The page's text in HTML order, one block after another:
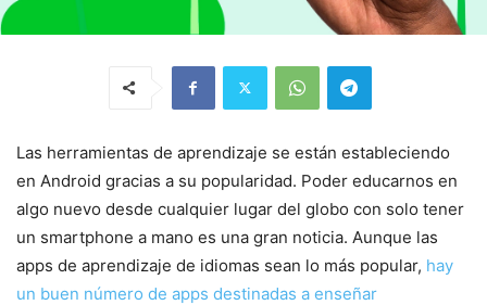
Las herramientas de aprendizaje se están estableciendo
en Android gracias a su popularidad. Poder educarnos en
algo nuevo desde cualquier lugar del globo con solo tener
un smartphone a mano es una gran noticia. Aunque las
apps de aprendizaje de idiomas sean lo más popular, hay
un buen número de apps destinadas a enseñar